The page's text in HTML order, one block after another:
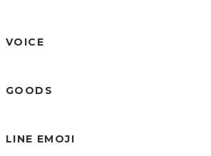
VOICE
GOODS
LINE EMOJI